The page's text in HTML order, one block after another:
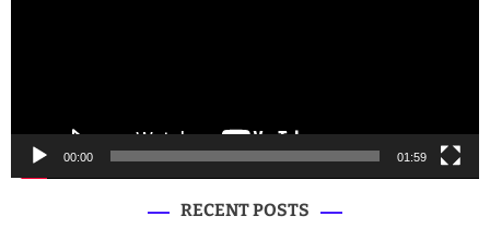
00:00 01:59
RECENT POSTS